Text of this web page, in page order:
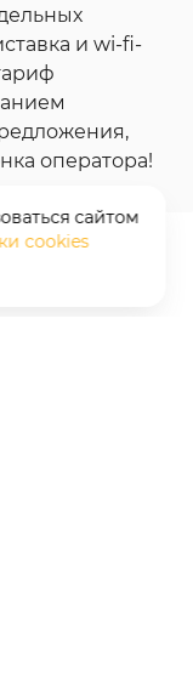
и wi-fi-
оператора!
сайтом
cookies